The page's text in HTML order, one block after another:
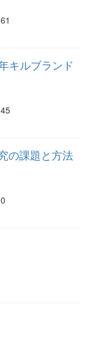
キルブランド
の課題と方法